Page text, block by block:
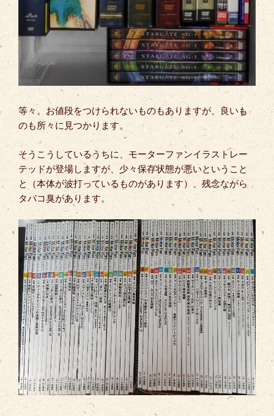
等々。お値段をつけられないものもありますが、良いも
のも所々に見つかります。
そうこうしているうちに、モーターファンイラストレー
テッドが登場しますが、少々保存状態が悪いということ
と（本体が波打っているものがあります）、残念ながら
タバコ臭があります。